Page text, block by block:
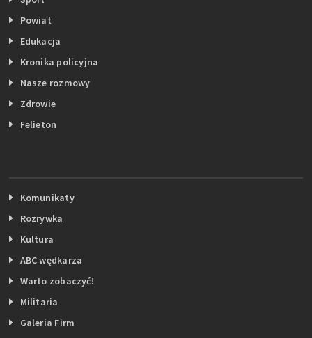
Powiat
Edukacja
Kronika policyjna
Nasze rozmowy
Zdrowie
Felieton
Komunikaty
Rozrywka
Kultura
ABC wędkarza
Warto zobaczyć!
Militaria
Galeria Firm